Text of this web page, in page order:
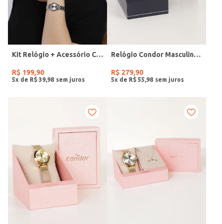
Kit Relógio + Acessório Condor Feminino PRATA
R$ 199,90
5x de R$ 39 98
Relógio Condor Masculino PRATA
R$ 279,90
5x de R$ 55 98